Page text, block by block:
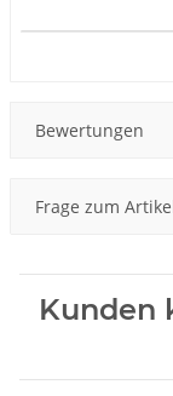
Bewertungen
Frage zum
Kunden